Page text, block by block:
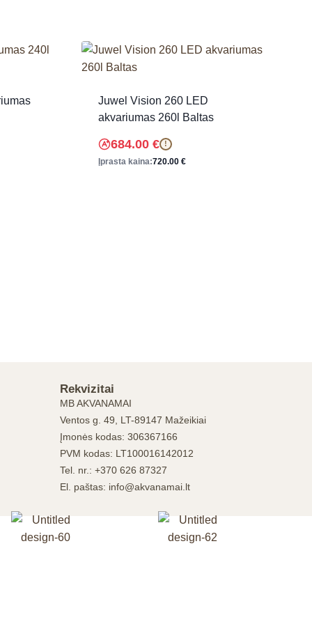
Juwel Vision 260 LED
akvariumas 260l Baltas
684.00 € !
Įprasta kaina:720.00 €
Rekvizitai
MB AKVANAMAI
Ventos g. 49, LT-89147 Mažeikiai
Įmonės kodas: 306367166
PVM kodas: LT100016142012
Tel. nr.: +370 626 87327
El. paštas: info@akvanamai.lt